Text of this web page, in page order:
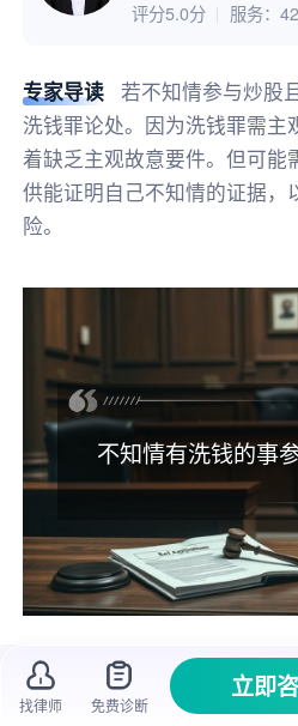
评分5.0分 服务：
专家导读
若不知情参与炒股
洗钱罪论处。因为洗钱罪需主
着缺乏主观故意要件。但可能
供能证明自己不知情的证据，
险。
不知情有洗钱的事
炒股在如今是很多人
是不小心卷入了洗钱事件，
找律师 免费诊断
立即